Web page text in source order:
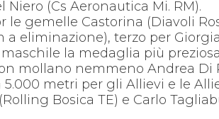
(Cs Aeronautica Mi. RM).
le gemelle Castorina (Diavoli
a eliminazione), terzo per
maschile la medaglia più
mollano nemmeno Andrea Di
5.000 metri per gli Allievi e le
Bosica TE) e Carlo